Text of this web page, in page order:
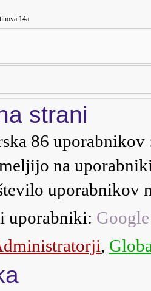
14a
strani
86 uporabnikov
na
uporabnikov
uporabniki:
,